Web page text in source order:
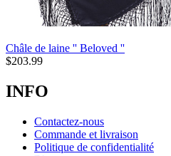
Châle de laine '' Beloved ''
$203.99
INFO
Contactez-nous
Commande et livraison
Politique de confidentialité